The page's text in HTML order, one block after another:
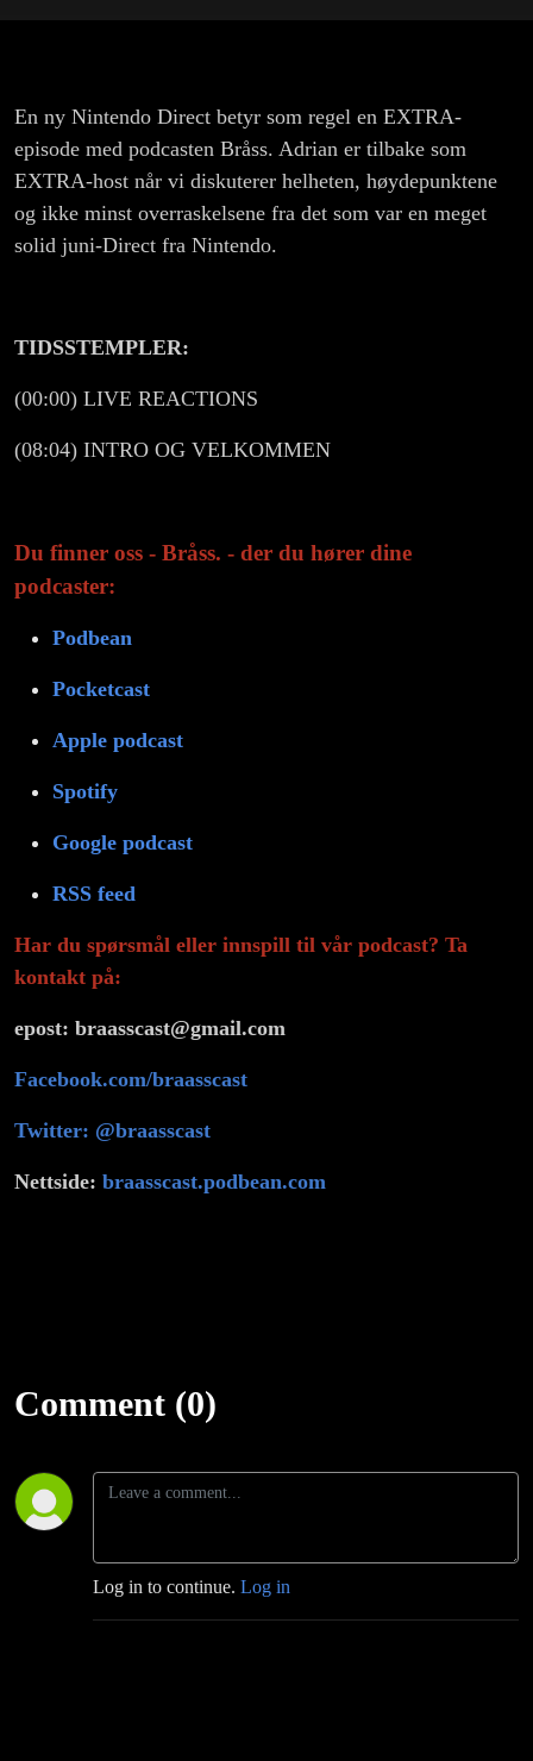
Direct
18.06.2024)
En ny Nintendo Direct betyr som regel en EXTRA-
episode med podcasten Bråss. Adrian er tilbake som
EXTRA-host når vi diskuterer helheten, høydepunktene
og ikke minst overraskelsene fra det som var en meget
solid juni-Direct fra Nintendo.
TIDSSTEMPLER:
(00:00) LIVE REACTIONS
(08:04) INTRO OG VELKOMMEN
Du finner oss - Bråss. - der du hører dine
podcaster:
Podbean
Pocketcast
Apple podcast
Spotify
Google podcast
RSS feed
Har du spørsmål eller innspill til vår podcast? Ta
kontakt på:
epost: braasscast@gmail.com
Facebook.com/braasscast
Twitter: @braasscast
Nettside: braasscast.podbean.com
Comment (0)
Log in to continue. Log in